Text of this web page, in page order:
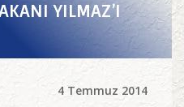
YILMAZ’I
4 Temmuz 2014